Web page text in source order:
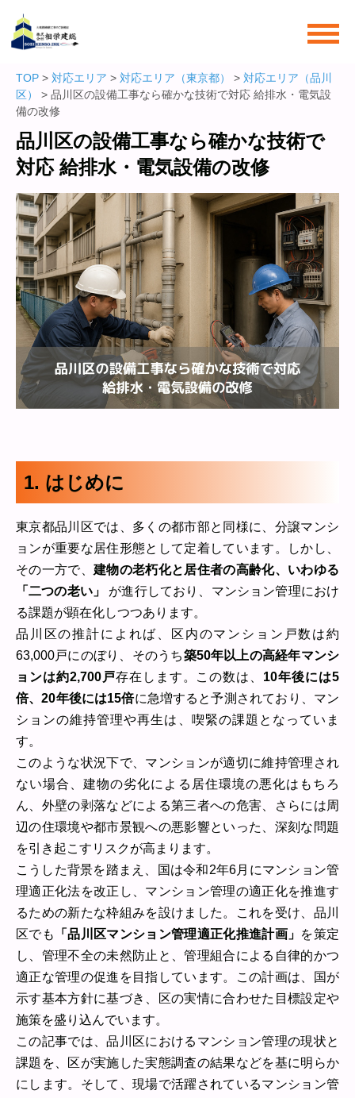
TOP > 対応エリア > 対応エリア（東京都） > 対応エリア（品川
区）
> 品川区の設備工事なら確かな技術で対応 給排水・電気設
備の改修
品川区の設備工事なら確かな技術で
対応 給排水・電気設備の改修
1. はじめに
東京都品川区では、多くの都市部と同様に、分譲マンシ
ョンが重要な居住形態として定着しています。しかし、
その一方で、 建物の老朽化と居住者の高齢化、いわゆる
「二つの老い」
が進行しており、マンション管理におけ
る課題が顕在化しつつあります。
品川区の推計によれば、区内のマンション戸数は約
63,000戸にのぼり、そのうち築50年以上の高経年マンシ
ョンは約2,700戸存在します。この数は、 10年後には5
倍、20年後には15倍に急増すると予測されており、マン
ションの維持管理や再生は、喫緊の課題となっていま
す。
このような状況下で、マンションが適切に維持管理され
ない場合、建物の劣化による居住環境の悪化はもちろ
ん、外壁の剥落などによる第三者への危害、さらには周
辺の住環境や都市景観への悪影響といった、深刻な問題
を引き起こすリスクが高まります。
こうした背景を踏まえ、国は令和2年6月にマンション管
理適正化法を改正し、マンション管理の適正化を推進す
るための新たな枠組みを設けました。これを受け、品川
区でも
「品川区マンション管理適正化推進計画」 を策定
し、管理不全の未然防止と、管理組合による自律的かつ
適正な管理の促進を目指しています。この計画は、国が
示す基本方針に基づき、区の実情に合わせた目標設定や
施策を盛り込んでいます。
この記事では、品川区におけるマンション管理の現状と
課題を、区が実施した実態調査の結果などを基に明らか
にします。そして、現場で活躍されているマンション管